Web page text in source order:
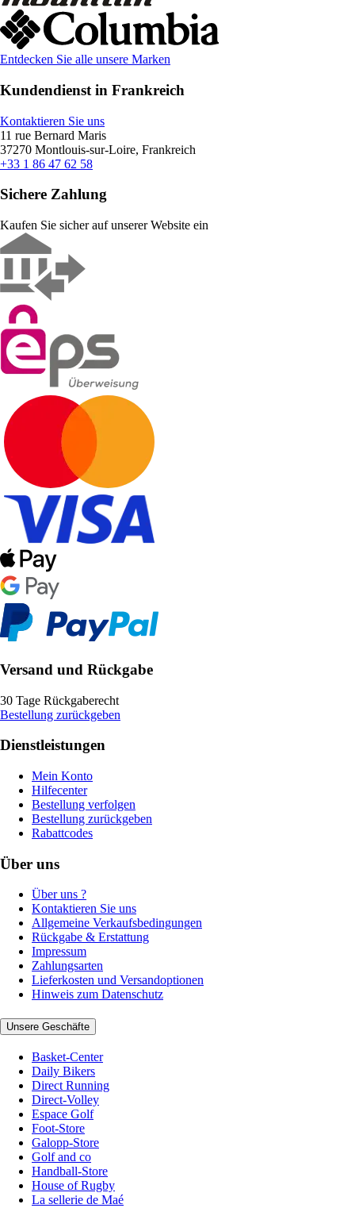
Entdecken Sie alle unsere Marken
Kundendienst in Frankreich
Kontaktieren Sie uns
11 rue Bernard Maris
37270 Montlouis-sur-Loire, Frankreich
+33 1 86 47 62 58
Sichere Zahlung
Kaufen Sie sicher auf unserer Website ein
Versand und Rückgabe
30 Tage Rückgaberecht
Bestellung zurückgeben
Dienstleistungen
Mein Konto
Hilfecenter
Bestellung verfolgen
Bestellung zurückgeben
Rabattcodes
Über uns
Über uns ?
Kontaktieren Sie uns
Allgemeine Verkaufsbedingungen
Rückgabe & Erstattung
Impressum
Zahlungsarten
Lieferkosten und Versandoptionen
Hinweis zum Datenschutz
Unsere Geschäfte
Basket-Center
Daily Bikers
Direct Running
Direct-Volley
Espace Golf
Foot-Store
Galopp-Store
Golf and co
Handball-Store
House of Rugby
La sellerie de Maé